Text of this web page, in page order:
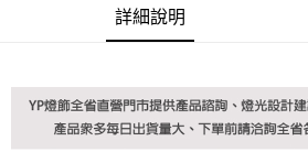
詳細說明